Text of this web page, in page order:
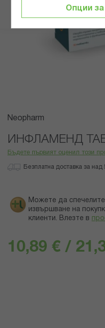
Преминете
началото
Neopharm
ИНФЛАМЕНД
Бъдете първият оценил този
Безплатна доставка за над
Можете да спечелите
извършване на
клиенти. Влезте в
10,89 € /
Опции за